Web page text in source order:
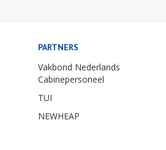
PARTNERS
Vakbond Nederlands
Cabinepersoneel
TUI
NEWHEAP